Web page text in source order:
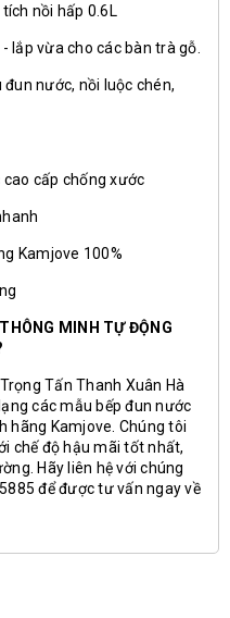
nồi hấp 0.6L
lắp vừa cho các bàn trà gỗ.
nước, nồi luộc chén,
cấp chống xước
Kamjove 100%
MINH TỰ ĐỘNG
Tấn Thanh Xuân Hà
các mẫu bếp đun nước
hãng Kamjove. Chúng tôi
chế độ hậu mãi tốt nhất,
Hãy liên hệ với chúng
để được tư vấn ngay về